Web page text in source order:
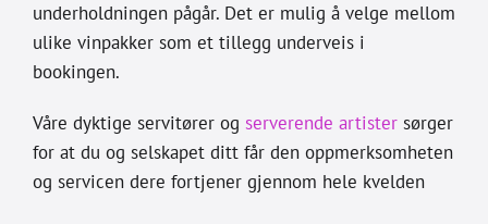
underholdningen pågår. Det er mulig å velge mellom
ulike vinpakker som et tillegg underveis i
bookingen.
Våre dyktige servitører og serverende artistersørger
for at du og selskapet ditt får den oppmerksomheten
og servicen dere fortjener gjennom hele kvelden